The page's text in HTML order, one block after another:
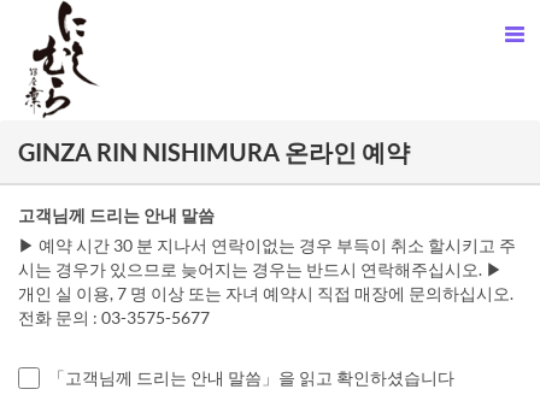
GINZA RIN NISHIMURA 온라인 예약
고객님께 드리는 안내 말씀
▶ 예약 시간 30 분 지나서 연락이없는 경우 부득이 취소 할시키고 주
시는 경우가 있으므로 늦어지는 경우는 반드시 연락해주십시오. ▶
개인 실 이용, 7 명 이상 또는 자녀 예약시 직접 매장에 문의하십시오.
전화 문의 : 03-3575-5677
「고객님께 드리는 안내 말씀」을 읽고 확인하셨습니다